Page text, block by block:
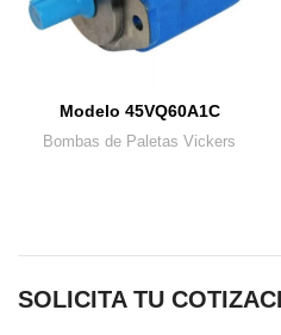
Modelo 45VQ60A1C
Bombas de Paletas Vickers
SOLICITA TU